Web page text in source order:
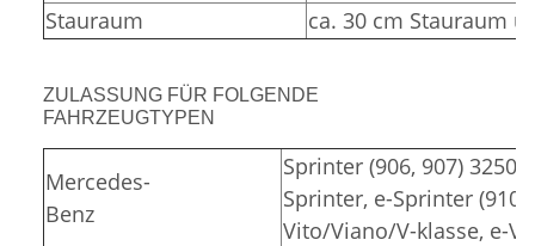
Stauraum
ca. 30 cm Stauraum
ZULASSUNG FÜR FOLGENDE
FAHRZEUGTYPEN
Mercedes-
Benz
Sprinter (906, 907) 3250,
Sprinter, e-Sprinter (910)
Vito/Viano/V-klasse, e-